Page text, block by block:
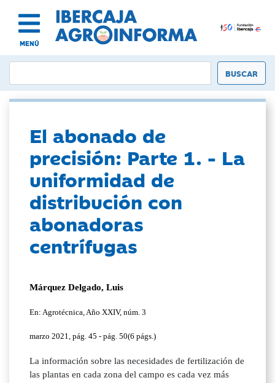
MENÚ
El abonado de
precisión: Parte 1. - La
uniformidad de
distribución con
abonadoras
centrífugas
Márquez Delgado, Luis
En: Agrotécnica, Año XXIV, núm. 3
marzo 2021, pág. 45 - pág. 50(6 págs.)
La información sobre las necesidades de fertilización de
las plantas en cada zona del campo es cada vez más